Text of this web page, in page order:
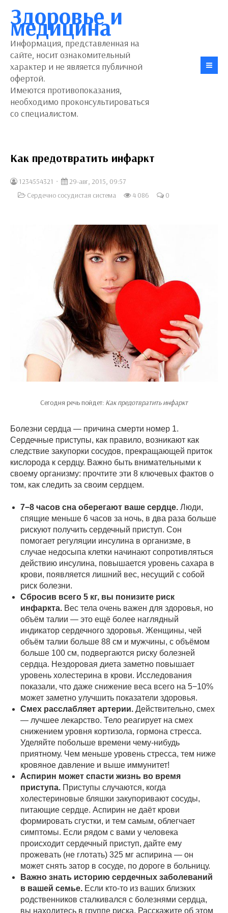
Здоровье и
медицина
Информация, представленная на
сайте, носит ознакомительный
характер и не является публичной
офертой.
Имеются противопоказания,
необходимо проконсультироваться
со специалистом.
Как предотвратить инфаркт
1234554321
29-авг, 2015, 09:57
Сердечно сосудистая система
4 086 0
Сегодня речь пойдет: Как предотвратить инфаркт
Болезни сердца — причина смерти номер 1.
Сердечные приступы, как правило, возникают как
следствие закупорки сосудов, прекращающей приток
кислорода к сердцу. Важно быть внимательными к
своему организму: прочтите эти 8 ключевых фактов о
том, как следить за своим сердцем.
7−8 часов сна оберегают ваше сердце. Люди,
спящие меньше 6 часов за ночь, в два раза больше
рискуют получить сердечный приступ. Сон
помогает регуляции инсулина в организме, в
случае недосыпа клетки начинают сопротивляться
действию инсулина, повышается уровень сахара в
крови, появляется лишний вес, несущий с собой
риск болезни.
Сбросив всего 5 кг, вы понизите риск
инфаркта. Вес тела очень важен для здоровья, но
объём талии — это ещё более наглядный
индикатор сердечного здоровья. Женщины, чей
объём талии больше 88 см и мужчины, с объёмом
больше 100 см, подвергаются риску болезней
сердца. Нездоровая диета заметно повышает
уровень холестерина в крови. Исследования
показали, что даже снижение веса всего на 5−10%
может заметно улучшить показатели здоровья.
Смех расслабляет артерии. Действительно, смех
— лучшее лекарство. Тело реагирует на смех
снижением уровня кортизола, гормона стресса.
Уделяйте побольше времени чему-нибудь
приятному. Чем меньше уровень стресса, тем ниже
кровяное давление и выше иммунитет!
Аспирин может спасти жизнь во время
приступа. Приступы случаются, когда
холестериновые бляшки закупоривают сосуды,
питающие сердце. Аспирин не даёт крови
формировать сгустки, и тем самым, облегчает
симптомы. Если рядом с вами у человека
происходит сердечный приступ, дайте ему
прожевать (не глотать) 325 мг аспирина — он
может снять затор в сосуде, по дороге в больницу.
Важно знать историю сердечных заболеваний
в вашей семье. Если кто-то из ваших близких
родственников сталкивался с болезнями сердца,
вы находитесь в группе риска. Расскажите об этом